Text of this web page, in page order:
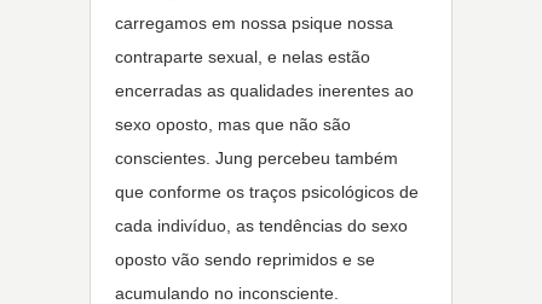
carregamos em nossa psique nossa
contraparte sexual, e nelas estão
encerradas as qualidades inerentes ao
sexo oposto, mas que não são
conscientes. Jung percebeu também
que conforme os traços psicológicos de
cada indivíduo, as tendências do sexo
oposto vão sendo reprimidos e se
acumulando no inconsciente.